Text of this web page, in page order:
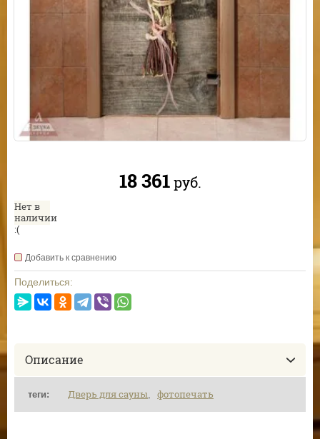
18 361 руб.
Нет в
наличии
:(
Добавить к сравнению
Поделиться:
Описание
теги: Дверь для сауны, фотопечать